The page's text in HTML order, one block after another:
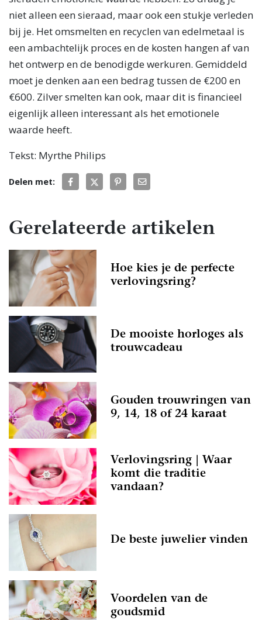
niet alleen een sieraad, maar ook een stukje verleden
bij je. Het omsmelten en recyclen van edelmetaal is
een ambachtelijk proces en de kosten hangen af van
het ontwerp en de benodigde werkuren. Gemiddeld
moet je denken aan een bedrag tussen de €200 en
€600. Zilver smelten kan ook, maar dit is financieel
eigenlijk alleen interessant als het emotionele
waarde heeft.
Tekst: Myrthe Philips
Delen met:
Gerelateerde artikelen
Hoe kies je de perfecte
verlovingsring?
De mooiste horloges als
trouwcadeau
Gouden trouwringen van
9, 14, 18 of 24 karaat
Verlovingsring | Waar
komt die traditie
vandaan?
De beste juwelier vinden
Voordelen van de
goudsmid